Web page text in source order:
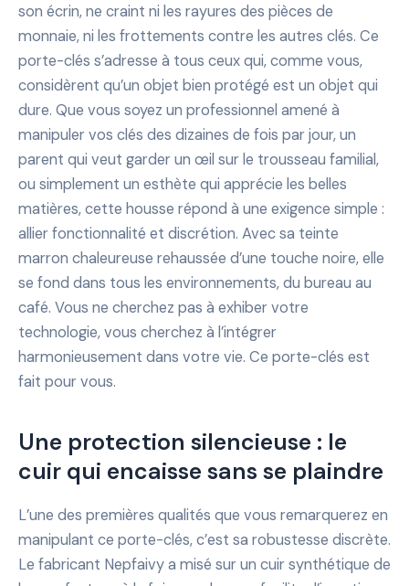
son écrin, ne craint ni les rayures des pièces de
monnaie, ni les frottements contre les autres clés. Ce
porte-clés s’adresse à tous ceux qui, comme vous,
considèrent qu’un objet bien protégé est un objet qui
dure. Que vous soyez un professionnel amené à
manipuler vos clés des dizaines de fois par jour, un
parent qui veut garder un œil sur le trousseau familial,
ou simplement un esthète qui apprécie les belles
matières, cette housse répond à une exigence simple :
allier fonctionnalité et discrétion. Avec sa teinte
marron chaleureuse rehaussée d’une touche noire, elle
se fond dans tous les environnements, du bureau au
café. Vous ne cherchez pas à exhiber votre
technologie, vous cherchez à l’intégrer
harmonieusement dans votre vie. Ce porte-clés est
fait pour vous.
Une protection silencieuse : le
cuir qui encaisse sans se plaindre
L’une des premières qualités que vous remarquerez en
manipulant ce porte-clés, c’est sa robustesse discrète.
Le fabricant Nepfaivy a misé sur un cuir synthétique de